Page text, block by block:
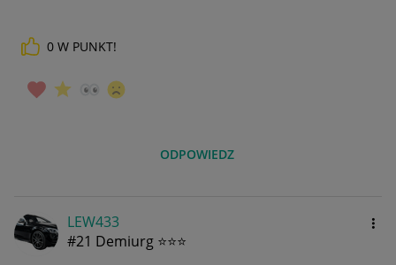
0 W PUNKT!
ODPOWIEDZ
LEW433
#21 Demiurg ⭐⭐⭐